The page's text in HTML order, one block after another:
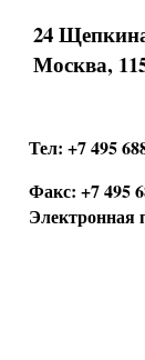
24
Москва,
Тел: +7 495
Факс: +7 495
Электронная